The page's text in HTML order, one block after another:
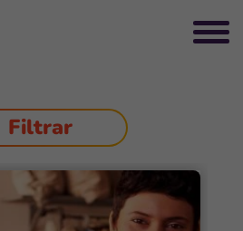
Filtrar